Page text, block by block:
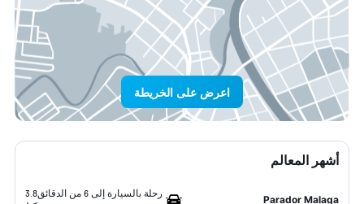
اعرض على الخريطة
أشهر المعالم
Parador Malaga
رحلة بالسيارة إلى 6 من الدقائق
3.8